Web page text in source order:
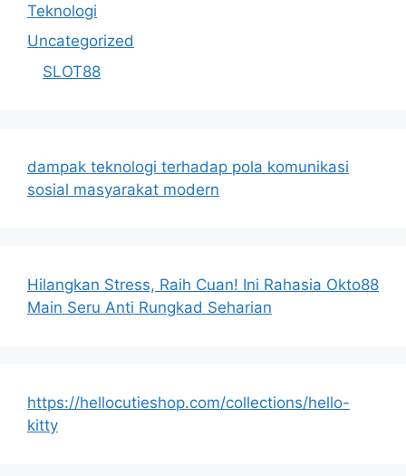
Teknologi
Uncategorized
SLOT88
dampak teknologi terhadap pola komunikasi
sosial masyarakat modern
Hilangkan Stress, Raih Cuan! Ini Rahasia Okto88
Main Seru Anti Rungkad Seharian
https://hellocutieshop.com/collections/hello-
kitty